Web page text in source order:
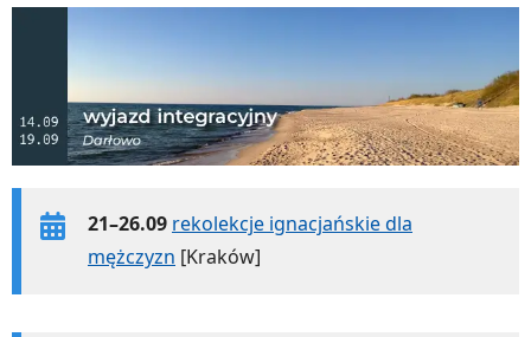
21–26.09 rekolekcje ignacjańskie dla
mężczyzn [Kraków]